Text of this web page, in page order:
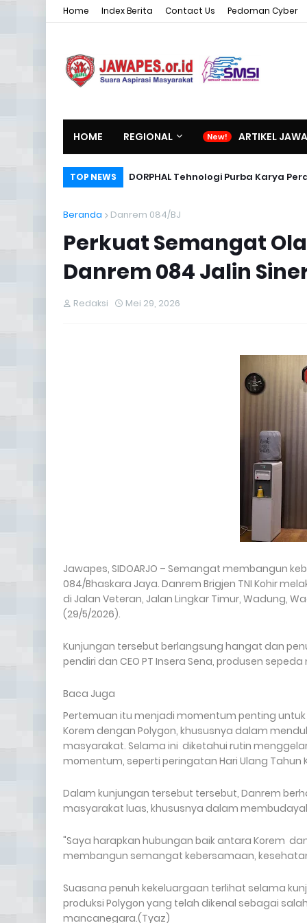
Home Index Berita Contact Us Pedoman Cyber
HOME REGIONAL ARTIKEL
TOP NEWS DORPHAL Tehnologi Purba Karya
Beranda Danrem 084/BJ
Perkuat Semangat
Danrem 084 Jalin
Redaksi Mei 29, 2026
Jawapes, SIDOARJO – Semangat membangun
084/Bhaskara Jaya. Danrem Brigjen TNI Kohir
di Jalan Veteran, Jalan Lingkar Timur, Wadung,
(29/5/2026).
Kunjungan tersebut berlangsung hangat dan
pendiri dan CEO PT Insera Sena, produsen
Baca Juga
Pertemuan itu menjadi momentum penting
Korem dengan Polygon, khususnya dalam
masyarakat. Selama ini diketahui rutin
momentum, seperti peringatan Hari Ulang Tahun
Dalam kunjungan tersebut tersebut, Danrem
masyarakat luas, khususnya dalam
"Saya harapkan hubungan baik antara Korem
membangun semangat kebersamaan,
Suasana penuh kekeluargaan terlihat selama
produksi Polygon yang telah dikenal sebagai
mancanegara.(Tyaz)